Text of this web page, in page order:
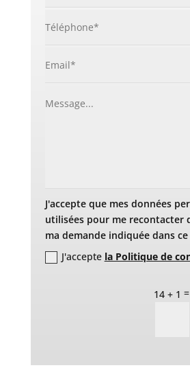
J'accepte que mes données
utilisées pour me recontacter
ma demande indiquée dans
J'accepte la Politique de
14 + 1 =